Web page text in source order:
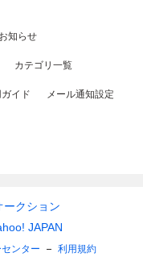
知らせ
カテゴリ一覧
イド メール通知設定
ークション
JAPAN
ンター 利用規約